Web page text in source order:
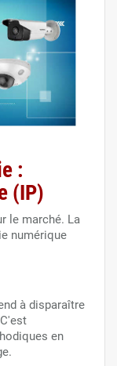
:
(IP)
le marché. La
numérique
à disparaître
en